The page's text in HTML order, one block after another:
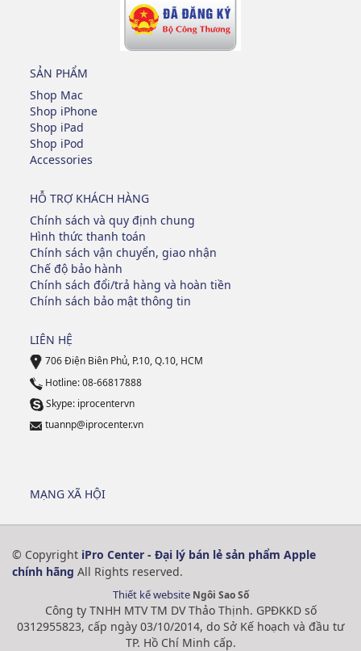
SẢN PHẨM
Shop Mac
Shop iPhone
Shop iPad
Shop iPod
Accessories
HỖ TRỢ KHÁCH HÀNG
Chính sách và quy định chung
Hình thức thanh toán
Chính sách vận chuyển, giao nhận
Chế độ bảo hành
Chính sách đổi/trả hàng và hoàn tiền
Chính sách bảo mật thông tin
LIÊN HỆ
706 Điện Biên Phủ, P.10, Q.10, HCM
Hotline: 08-66817888
Skype: iprocentervn
tuannp@iprocenter.vn
MẠNG XÃ HỘI
© Copyright iPro Center - Đại lý bán lẻ sản phẩm Apple
chính hãng All Rights reserved.
Thiết kế website Ngôi Sao Số
Công ty TNHH MTV TM DV Thảo Thịnh. GPĐKKD số
0312955823, cấp ngày 03/10/2014, do Sở Kế hoạch và đầu tư
TP. Hồ Chí Minh cấp.